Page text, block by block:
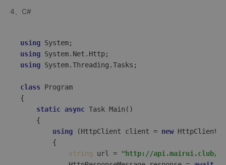
4、C#
using
using
using System.Threading.Tasks;
class Program
{
static async Task Main ()
    {
using (HttpClient client = new
        {
string url = "http://api.mairui.club/zs/ma/